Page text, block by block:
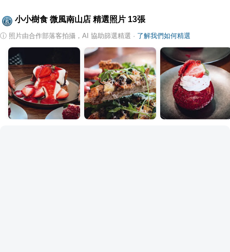
小小樹食 微風南山店 精選照片 13張
ⓘ 照片由合作部落客拍攝，AI 協助篩選精選 · 了解我們如何精選